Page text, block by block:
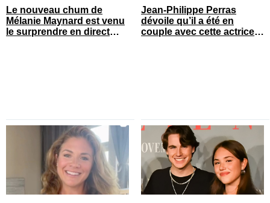
Le nouveau chum de
Mélanie Maynard est venu
le surprendre en direct
Jean-Philippe Perras
dévoile qu’il a été en
couple avec cette actrice